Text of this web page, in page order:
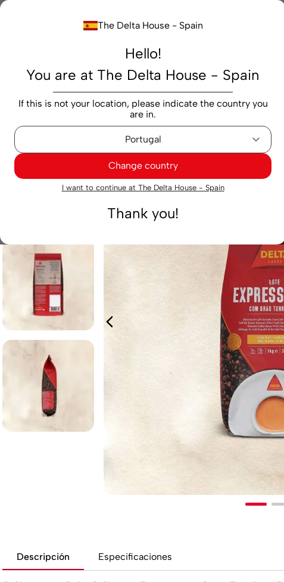
The Delta House - Spain
Hello!
You are at The Delta House - Spain
If this is not your location, please indicate the country you
are in.
Change country
I want to continue at The Delta House - Spain
Thank you!
Marcas
Cafeterías Grano Café en Grano Delta Cafés Lote
Descripción Especificaciones